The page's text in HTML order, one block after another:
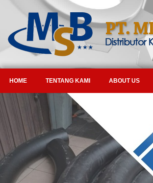
HOME TENTANG KAMI ABOUT US